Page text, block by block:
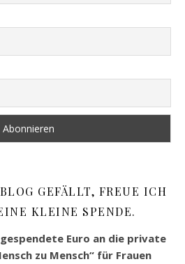
GEFÄLLT, FREUE ICH
KLEINE SPENDE.
Euro an die private
zu Mensch“ für Frauen